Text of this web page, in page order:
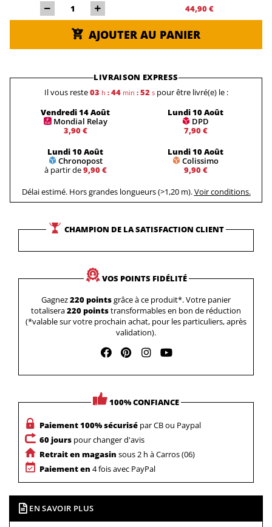
44,90 €
AJOUTER AU PANIER
LIVRAISON EXPRESS
Il vous reste03 h : 44min : 52s pour être livré(e) le :
Vendredi 14 Août
Mondial Relay
3,90 €
Lundi 10 Août
DPD
7,90 €
Lundi 10 Août
Chronopost
à partir de9,90 €
Lundi 10 Août
Colissimo
9,90 €
Délai estimé. Hors grandes longueurs (>1,20 m).Voir conditions.
CHAMPION DE LA SATISFACTION CLIENT
VOS POINTS FIDÉLITÉ
Gagnez220 pointsgrâce à ce produit*. Votre panier
totalisera220 pointstransformables en bon de réduction
(*valable sur votre prochain achat, pour les particuliers, après
validation).
100% CONFIANCE
Paiement 100% sécurisé par CB ou Paypal
60 jours pour changer d'avis
Retrait en magasin sous 2 h à Carros (06)
Paiement en 4 fois avec PayPal
EN SAVOIR PLUS